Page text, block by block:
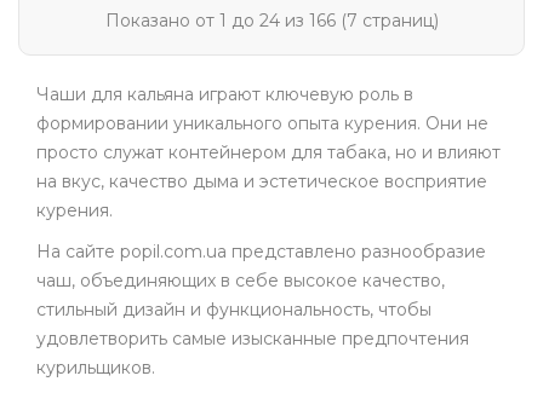
Показано от 1 до 24 из 166 (7 страниц)
Чаши для кальяна играют ключевую роль в
формировании уникального опыта курения. Они не
просто служат контейнером для табака, но и влияют
на вкус, качество дыма и эстетическое восприятие
курения.
На сайте popil.com.ua представлено разнообразие
чаш, объединяющих в себе высокое качество,
стильный дизайн и функциональность, чтобы
удовлетворить самые изысканные предпочтения
курильщиков.